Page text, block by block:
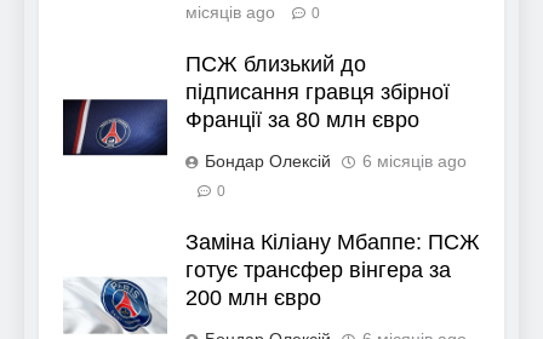
місяців ago
0
ПСЖ близький до
підписання гравця збірної
Франції за 80 млн євро
Бондар Олексій 6 місяців ago
0
Заміна Кіліану Мбаппе: ПСЖ
готує трансфер вінгера за
200 млн євро